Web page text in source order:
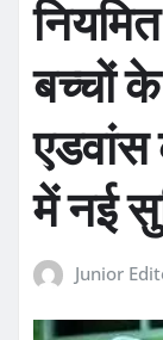
बच्चों
एडवांस
में नई
Junior